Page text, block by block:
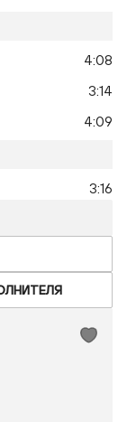
4:08
3:14
4:09
3:16